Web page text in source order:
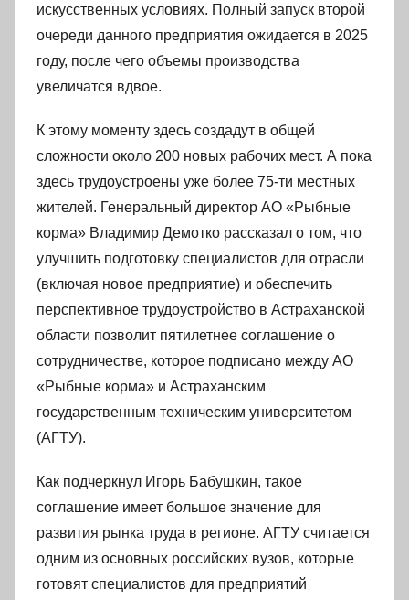
искусственных условиях. Полный запуск второй
очереди данного предприятия ожидается в 2025
году, после чего объемы производства
увеличатся вдвое.
К этому моменту здесь создадут в общей
сложности около 200 новых рабочих мест. А пока
здесь трудоустроены уже более 75-ти местных
жителей. Генеральный директор АО «Рыбные
корма» Владимир Демотко рассказал о том, что
улучшить подготовку специалистов для отрасли
(включая новое предприятие) и обеспечить
перспективное трудоустройство в Астраханской
области позволит пятилетнее соглашение о
сотрудничестве, которое подписано между АО
«Рыбные корма» и Астраханским
государственным техническим университетом
(АГТУ).
Как подчеркнул Игорь Бабушкин, такое
соглашение имеет большое значение для
развития рынка труда в регионе. АГТУ считается
одним из основных российских вузов, которые
готовят специалистов для предприятий